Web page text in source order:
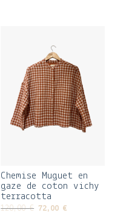
180,00 €.
Chemise Muguet en
gaze de coton vichy
terracotta
120,00€ Le
72,00€